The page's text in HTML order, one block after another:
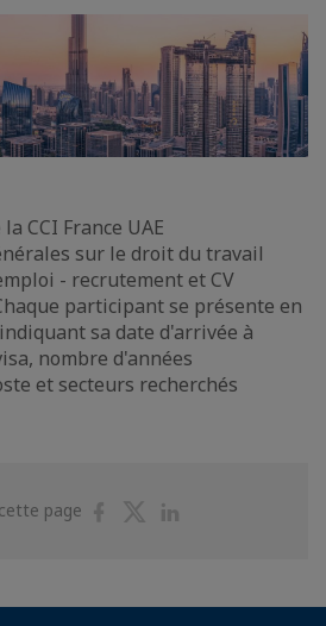
CCI France UAE
sur le droit du travail
- recrutement et CV
participant se présente en
sa date d'arrivée à
nombre d'années
et secteurs recherchés
page
PartagerPartager